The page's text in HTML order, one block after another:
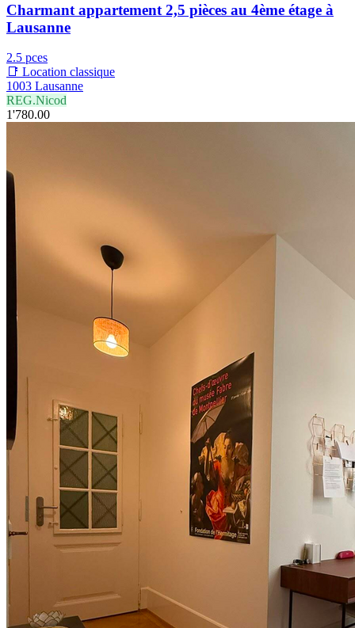
Charmant appartement 2,5 pièces au 4ème étage à
Lausanne
2.5 pces
📑 Location classique
1003 Lausanne
REG.Nicod
1'780.00